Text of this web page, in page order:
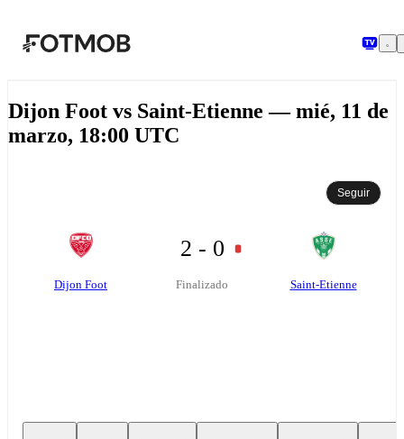
Dijon Foot vs Saint-Etienne — mié, 11 de
marzo, 18:00 UTC
Seguir
Dijon Foot
2 - 0
Finalizado Saint-Etienne